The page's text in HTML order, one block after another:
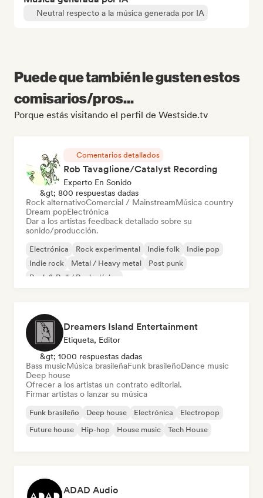
Neutral respecto a la música generada por IA
Puede que también le gusten estos
comisarios/pros...
Porque estás visitando el perfil de Westside.tv
Comentarios detallados
Rob Tavaglione/Catalyst Recording
Experto En Sonido
&gt; 800 respuestas dadas
Rock alternativoComercial / MainstreamMúsica country
Dream popElectrónica
Dar a los artistas feedback detallado sobre su
sonido/producción.
Electrónica Rock experimental Indie folk
Indie pop
Indie rock
Metal / Heavy metal
Post punk
Rock & Roll / Rock clásico
Dreamers Island Entertainment
Etiqueta, Editor
&gt; 1000 respuestas dadas
Bass musicMúsica brasileñaFunk brasileñoDance music
Deep house
Ofrecer a los artistas un contrato editorial.
Firmar artistas o lanzar su música
Funk brasileño Deep house Electrónica
Electropop
Future house
Hip-hop House music Tech House
ADAD Audio